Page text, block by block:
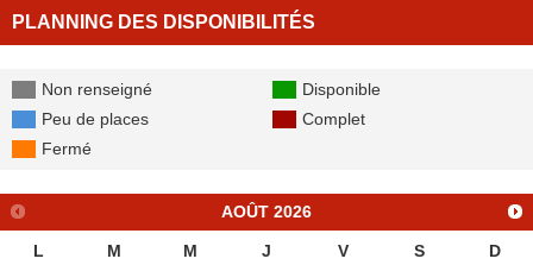
PLANNING DES DISPONIBILITÉS
Non renseigné
Disponible
Peu de places
Complet
Fermé
AOÛT 2026
L M M J V S
D